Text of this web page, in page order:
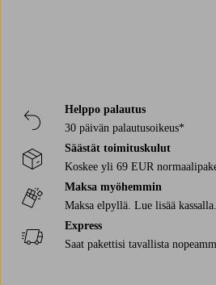
Helppo palautus
30 päivän palautusoikeus*
Säästät toimituskulut
Koskee yli 69 EUR
Maksa myöhemmin
Maksa elpyllä. Lue lisää kassalla.
Express
Saat pakettisi tavallista